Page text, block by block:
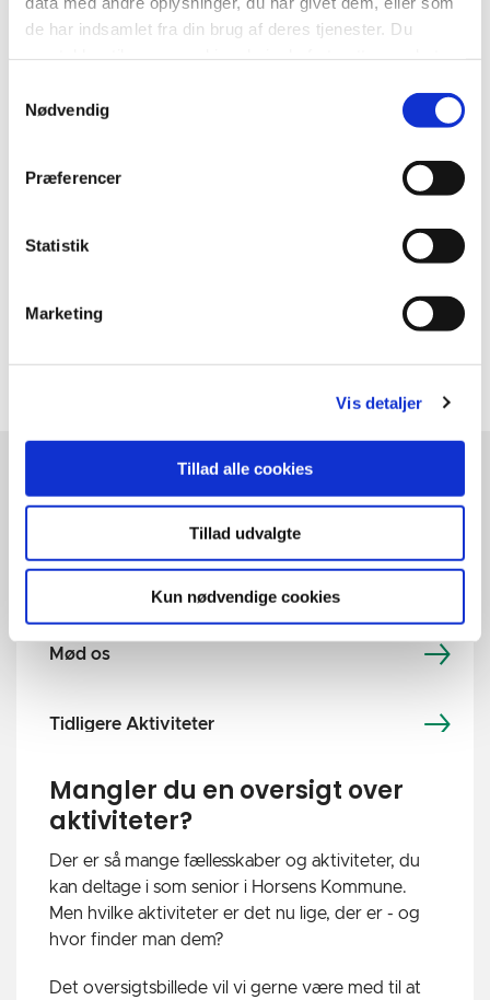
de har indsamlet fra din brug af deres tjenester. Du
Nødvendig
Præferencer
Statistik
Marketing
Vis detaljer
Tillad alle cookies
Tillad udvalgte
Kun nødvendige cookies
Horsens Sund By inviterede byens frivillige
Bering Parken den 5. juni 2025.
Eftermiddagen bød foruden kagemand også på
fælles idéudvikling, da vi sammen deltog i at skabe
Programmet begyndte denne dag at tage form.
Har du spørgsmål eller er i tvivl om noget,
Fællesskab og aktiviteter
Mød os
Tidligere Aktiviteter
Mangler du en oversigt over
aktiviteter?
Der er så mange fællesskaber og aktiviteter, du
kan deltage i som senior i Horsens Kommune.
Men hvilke aktiviteter er det nu lige, der er - og
hvor finder man dem?
Det oversigtsbillede vil vi gerne være med til at